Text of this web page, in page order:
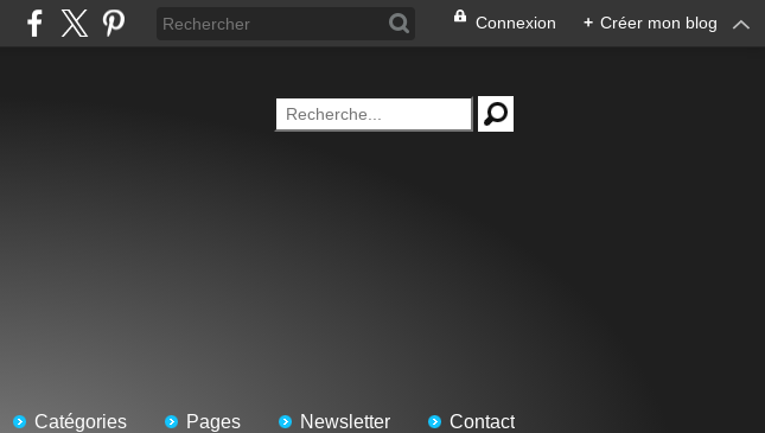
Connexion + Créer mon blog
Catégories Pages Newsletter Contact